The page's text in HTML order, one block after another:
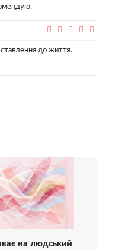
ставлення до життя.
на людський